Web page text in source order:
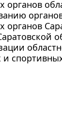
органов
органов